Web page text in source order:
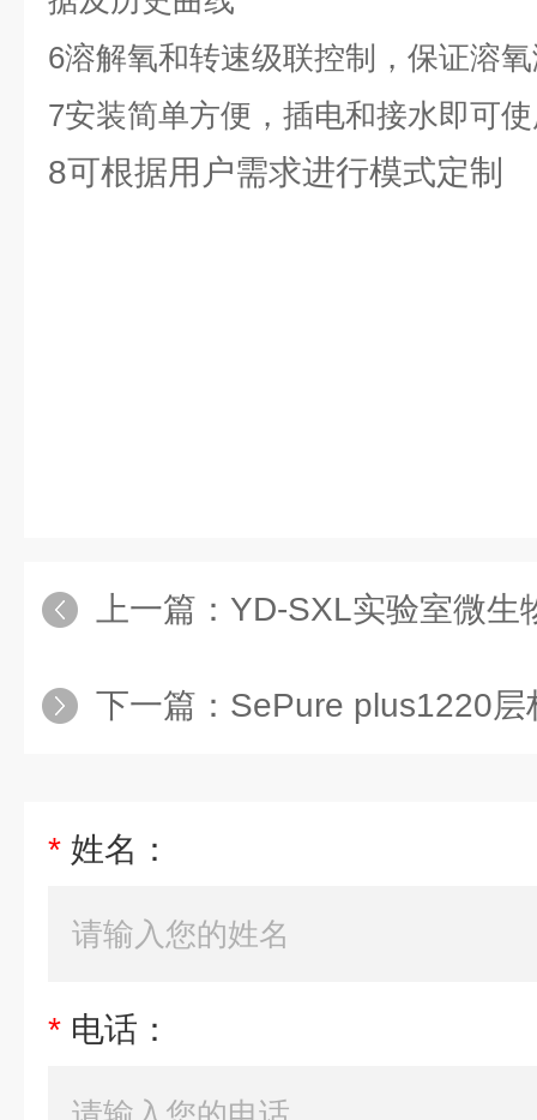
6溶解氧和转速级联控制，保证溶
7安装简单方便，插电和接水即可
8可根据用户需求进行模式定制
上一篇： YD-SXL实验室微生
下一篇： SePure plus1220层
* 姓名：
* 电话：